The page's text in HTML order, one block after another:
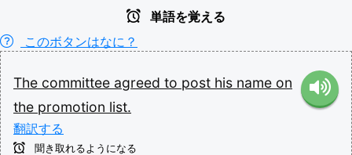
単語を覚える
このボタンはなに？
The committee agreed to post his name on
the promotion list.
翻訳する
聞き取れるようになる